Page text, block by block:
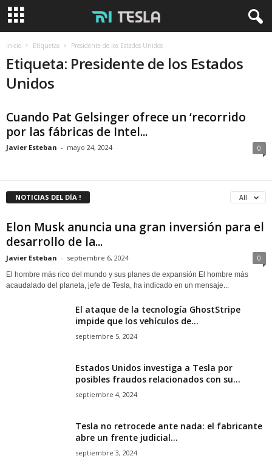
Inicio Etiquetas Presidente de los Estados Unidos
Etiqueta: Presidente de los Estados
Unidos
Cuando Pat Gelsinger ofrece un ‘recorrido
por las fábricas de Intel...
Javier Esteban - mayo 24, 2024 0
NOTICIAS DEL DÍA ! All
Elon Musk anuncia una gran inversión para el
desarrollo de la...
Javier Esteban - septiembre 6, 2024 0
El hombre más rico del mundo y sus planes de expansión El hombre más
acaudalado del planeta, jefe de Tesla, ha indicado en un mensaje...
El ataque de la tecnología GhostStripe
impide que los vehículos de...
septiembre 5, 2024
Estados Unidos investiga a Tesla por
posibles fraudos relacionados con su...
septiembre 4, 2024
Tesla no retrocede ante nada: el fabricante
abre un frente judicial...
septiembre 3, 2024